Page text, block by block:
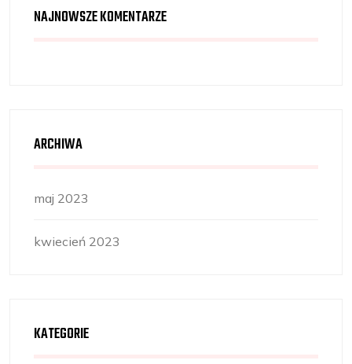
NAJNOWSZE KOMENTARZE
ARCHIWA
maj 2023
kwiecień 2023
KATEGORIE